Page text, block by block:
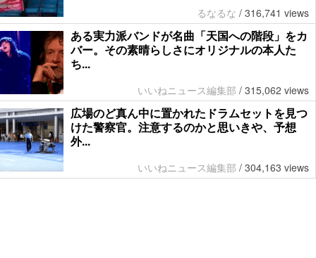
るなるな / 316,741 views
ある実力派バンドが名曲「天国への階段」をカ
バー。その素晴らしさにオリジナルの本人た
ち...
いいねニュース編集部 / 315,062 views
広場のど真ん中に置かれたドラムセットを見つ
けた警察官。注意するのかと思いきや、予想
外...
いいねニュース編集部 / 304,163 views